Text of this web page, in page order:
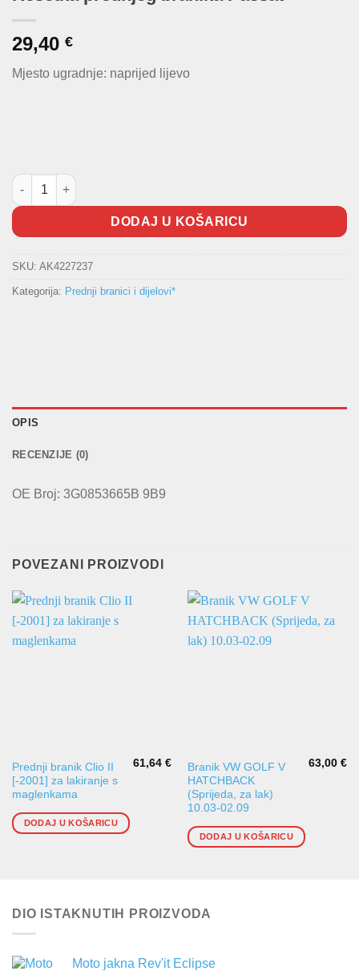
29,40 €
Mjesto ugradnje: naprijed lijevo
Rešetka prednjeg branika Passat količina
DODAJ U KOŠARICU
SKU: AK4227237
Kategorija: Prednji branici i dijelovi*
OPIS
RECENZIJE (0)
OE Broj: 3G0853665B 9B9
POVEZANI PROIZVODI
Prednji branik Clio II
[-2001] za lakiranje s
maglenkama
61,64€
DODAJ U KOŠARICU
Branik VW GOLF V
HATCHBACK
(Sprijeda, za lak)
10.03-02.09
63,00€
DODAJ U KOŠARICU
DIO ISTAKNUTIH PROIZVODA
Moto jakna Rev'it Eclipse